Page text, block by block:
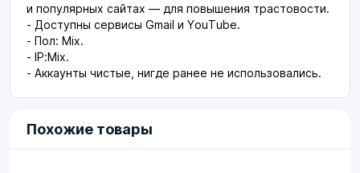
и популярных сайтах — для повышения трастовости.
- Доступны сервисы Gmail и YouTube.
- Пол: Mix.
- IP:Mix.
- Аккаунты чистые, нигде ранее не использовались.
Похожие товары